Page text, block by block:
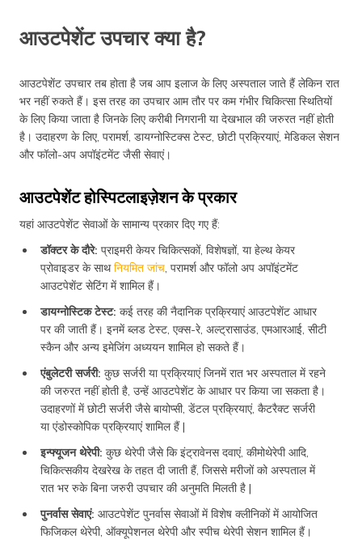
आउटपेशेंट उपचार क्या है?
आउटपेशेंट उपचार तब होता है जब आप इलाज के लिए अस्पताल जाते हैं लेकिन रात
भर नहीं रुकते हैं। इस तरह का उपचार आम तौर पर कम गंभीर चिकित्सा स्थितियों
के लिए किया जाता है जिनके लिए करीबी निगरानी या देखभाल की जरुरत नहीं होती
है। उदाहरण के लिए, परामर्श, डायग्नोस्टिक्स टेस्ट, छोटी प्रक्रियाएं, मेडिकल सेशन
और फॉलो-अप अपॉइंटमेंट जैसी सेवाएं।
आउटपेशेंट होस्पिटलाइज़ेशन के प्रकार
यहां आउटपेशेंट सेवाओं के सामान्य प्रकार दिए गए हैं:
डॉक्टर के दौरे: प्राइमरी केयर चिकित्सकों, विशेषज्ञों, या हेल्थ केयर
प्रोवाइडर के साथनियमित जांच , परामर्श और फॉलो अप अपॉइंटमेंट
आउटपेशेंट सेटिंग में शामिल हैं।
डायग्नोस्टिक टेस्ट: कई तरह की नैदानिक ​​प्रक्रियाएं आउटपेशेंट आधार
पर की जाती हैं। इनमें ब्लड टेस्ट, एक्स-रे, अल्ट्रासाउंड, एमआरआई, सीटी
स्कैन और अन्य इमेजिंग अध्ययन शामिल हो सकते हैं।
एंबुलेटरी सर्जरी: कुछ सर्जरी या प्रक्रियाएं जिनमें रात भर अस्पताल में रहने
की जरुरत नहीं होती है, उन्हें आउटपेशेंट के आधार पर किया जा सकता है।
उदाहरणों में छोटी सर्जरी जैसे बायोप्सी, डेंटल प्रक्रियाएं, कैटरैक्ट सर्जरी
या एंडोस्कोपिक प्रक्रियाएं शामिल हैं |
इन्फ्यूजन थेरेपी: कुछ थेरेपी जैसे कि इंट्रावेनस दवाएं, कीमोथेरेपी आदि,
चिकित्सकीय देखरेख के तहत दी जाती हैं, जिससे मरीजों को अस्पताल में
रात भर रुके बिना जरुरी उपचार की अनुमति मिलती है |
पुनर्वास सेवाएं: आउटपेशेंट पुनर्वास सेवाओं में विशेष क्लीनिकों में आयोजित
फिजिकल थेरेपी, ऑक्यूपेशनल थेरेपी और स्पीच थेरेपी सेशन शामिल हैं।